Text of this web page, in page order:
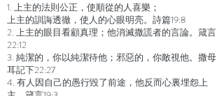
1. 上主的法則公正，使順從的人喜樂；
上主的訓誨透徹，使人的心眼明亮。詩篇19:8
2. 上主的眼目看顧真理；他消滅撒謊者的言論。箴言
22:12
3. 純潔的，你以純潔待他；邪惡的，你敵視他。撒母
耳記下22:27
4. 有人因自己的愚行毀了前途，他反而心裏埋怨上